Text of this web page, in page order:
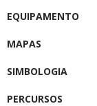
EQUIPAMENTO
MAPAS
SIMBOLOGIA
PERCURSOS